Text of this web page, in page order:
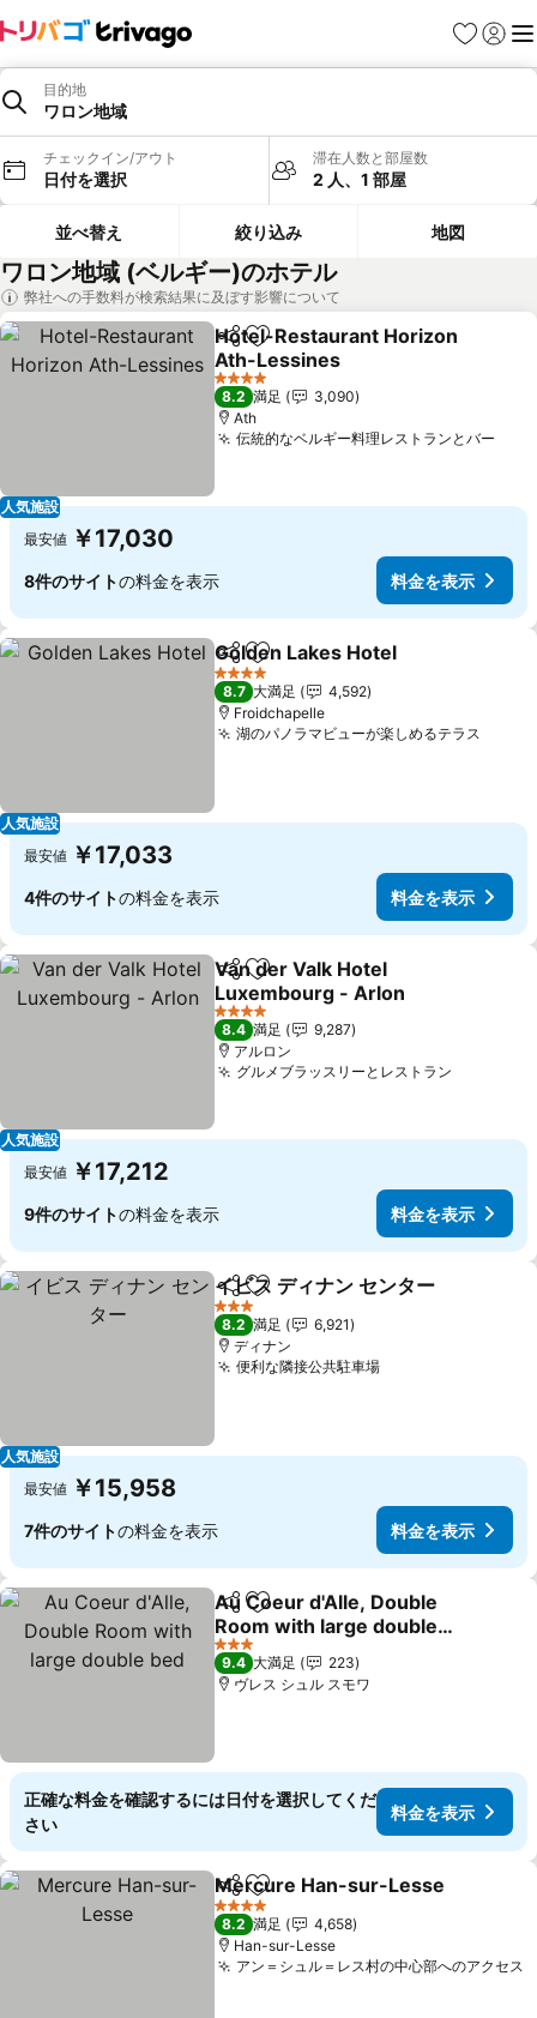
お気に入り
ログイ
メ
目的地
ワロン地域
チェックイン/アウト
日付を選択
滞在人数と部屋数
2 人、1 部屋
並べ替え 絞り込み 地図
ワロン地域 (ベルギー)のホテル
弊社への手数料が検索結果に及ぼす影響について
人気施設
シェアお気に入りに追加
Hotel-Restaurant Horizon
Ath-Lessines
料金を表示
4 ホテルのランク
8.2 満足
3,090
Ath
伝統的なベルギー料理レストランとバー
最安値 ￥17,030
8件のサイトの料金を表示 料金を表示
人気施設
シェアお気に入りに追加
Golden Lakes Hotel
4 ホテルのランク
8.7 大満足
4,592
Froidchapelle
湖のパノラマビューが楽しめるテラス
最安値 ￥17,033
4件のサイトの料金を表示 料金を表示
人気施設
シェアお気に入りに追加
Van der Valk Hotel
Luxembourg - Arlon
料金を表示
4 ホテルのランク
8.4 満足
9,287
アルロン
グルメブラッスリーとレストラン
最安値 ￥17,212
9件のサイトの料金を表示 料金を表示
人気施設
シェアお気に入りに追加
イビス ディナン センター
3 ホテルのランク
8.2 満足
6,921
ディナン
便利な隣接公共駐車場料金を表示
最安値 ￥15,958
7件のサイトの料金を表示 料金を表示
シェアお気に入りに追加
Au Coeur d'Alle, Double
Room with large double
bed
料金を表示
3 ホテルのランク
9.4 大満足
223
ヴレス シュル スモワ
正確な料金を確認するには日付を選択してくだ
さい
料金を表示
シェアお気に入りに追加
Mercure Han-sur-Lesse
4 ホテルのランク
8.2 満足
4,658
Han-sur-Lesse
アン＝シュル＝レス村の中心部へのアクセス